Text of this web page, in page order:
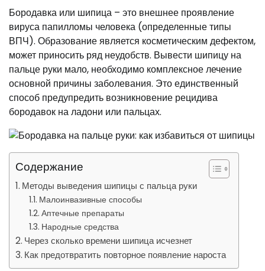
Бородавка или шипица – это внешнее проявление
вируса папилломы человека (определенные типы
ВПЧ). Образование является косметическим дефектом,
может приносить ряд неудобств. Вывести шипицу на
пальце руки мало, необходимо комплексное лечение
основной причины заболевания. Это единственный
способ предупредить возникновение рецидива
бородавок на ладони или пальцах.
Содержание
Методы выведения шипицы с пальца руки
Малоинвазивные способы
Аптечные препараты
Народные средства
Через сколько времени шипица исчезнет
Как предотвратить повторное появление нароста